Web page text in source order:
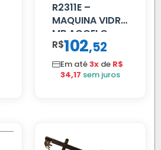
R2311E –
MAQUINA VIDRO
MB ACCELO
2002 ATE 2011
S/MOTOR LE
R$102,52
Em até3x de R$
34,17 sem juros